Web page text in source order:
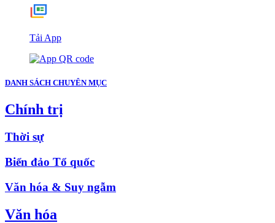
Tải App
DANH SÁCH CHUYÊN MỤC
Chính trị
Thời sự
Biển đảo Tổ quốc
Văn hóa & Suy ngẫm
Văn hóa